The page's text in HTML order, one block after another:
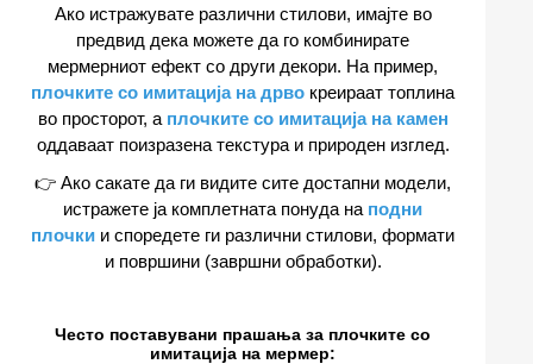
Ако истражувате различни стилови, имајте во
предвид дека можете да го комбинирате
мермерниот ефект со други декори. На пример,
плочките со имитација на дрво креираат топлина
во просторот, а плочките со имитација на камен
оддаваат поизразена текстура и природен изглед.
👉 Ако сакате да ги видите сите достапни модели,
истражете ја комплетната понуда на подни
плочки и споредете ги различни стилови, формати
и површини (завршни обработки).
Често поставувани прашања за плочките со
имитација на мермер: